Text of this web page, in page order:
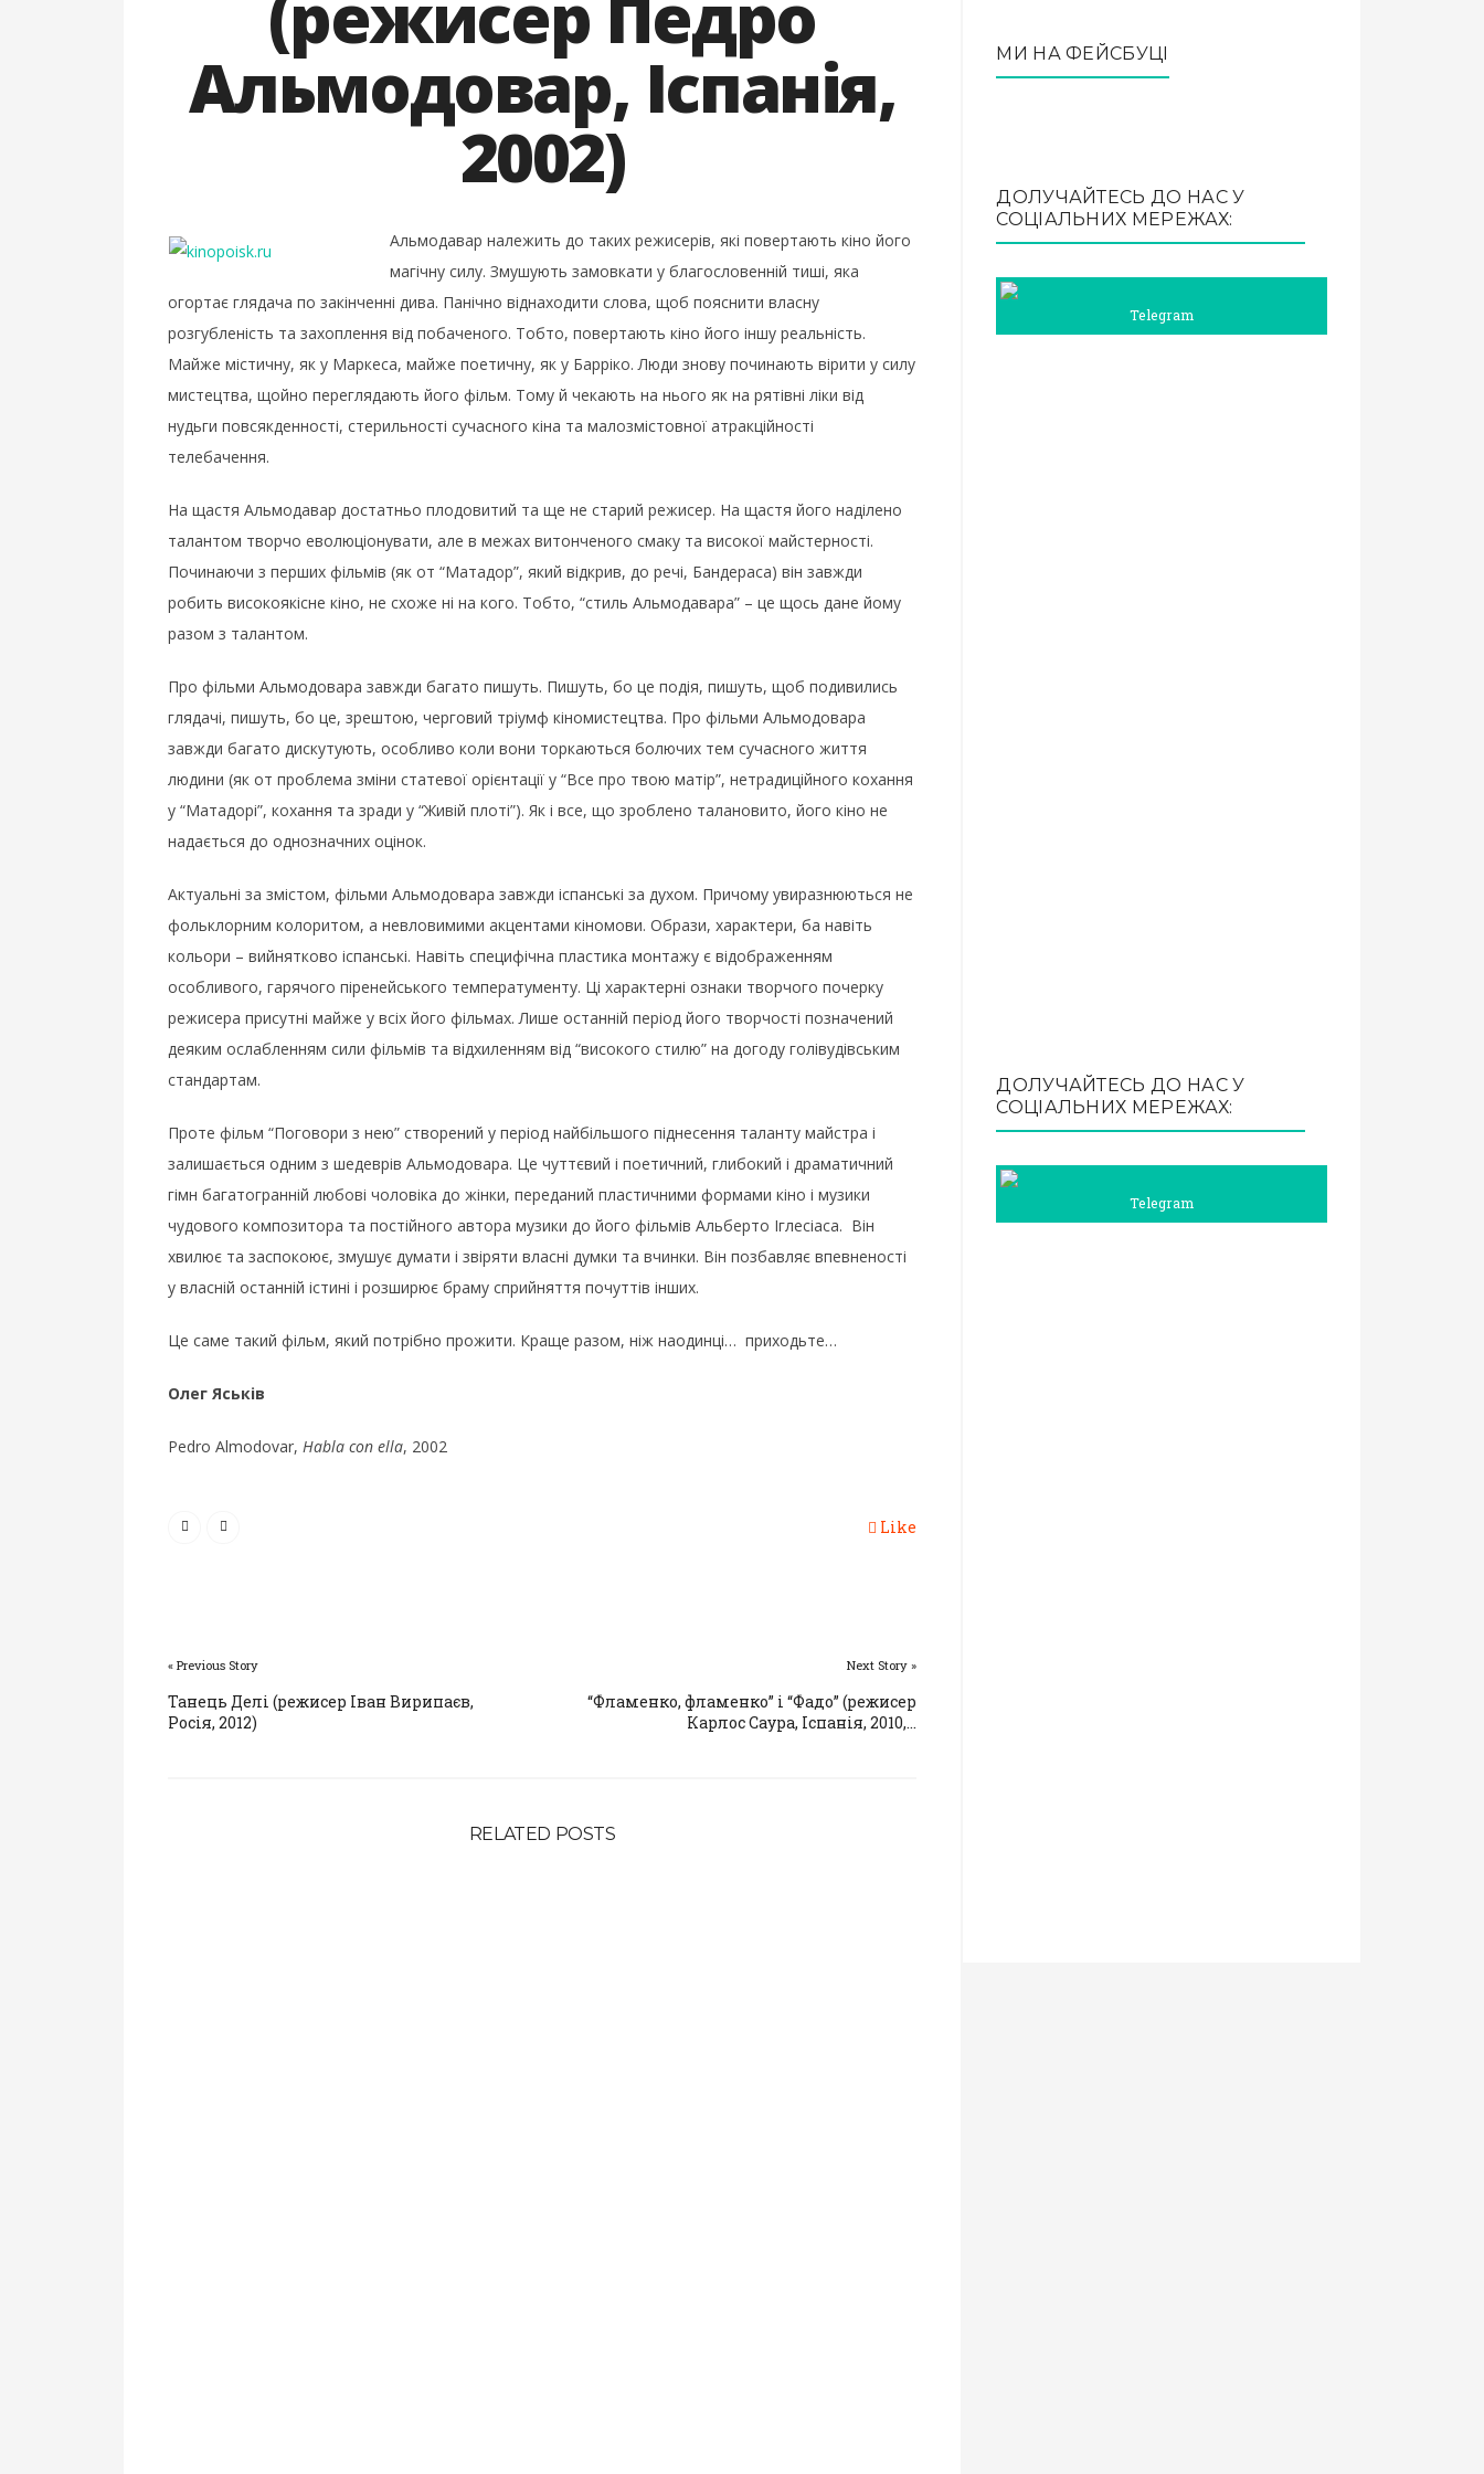
Альмодовар, Іспанія,
2002)
Альмодавар належить до таких режисерів, які повертають кіно його
магічну силу. Змушують замовкати у благословенній тиші, яка
огортає глядача по закінченні дива. Панічно віднаходити слова, щоб пояснити власну
розгубленість та захоплення від побаченого. Тобто, повертають кіно його іншу реальність.
Майже містичну, як у Маркеса, майже поетичну, як у Барріко. Люди знову починають вірити у силу
мистецтва, щойно переглядають його фільм. Тому й чекають на нього як на рятівні ліки від
нудьги повсякденності, стерильності сучасного кіна та малозмістовної атракційності
телебачення.
На щастя Альмодавар достатньо плодовитий та ще не старий режисер. На щастя його наділено
талантом творчо еволюціонувати, але в межах витонченого смаку та високої майстерності.
Починаючи з перших фільмів (як от “Матадор”, який відкрив, до речі, Бандераса) він завжди
робить високоякісне кіно, не схоже ні на кого. Тобто, “стиль Альмодавара” – це щось дане йому
разом з талантом.
Про фільми Альмодовара завжди багато пишуть. Пишуть, бо це подія, пишуть, щоб подивились
глядачі, пишуть, бо це, зрештою, черговий тріумф кіномистецтва. Про фільми Альмодовара
завжди багато дискутують, особливо коли вони торкаються болючих тем сучасного життя
людини (як от проблема зміни статевої орієнтації у “Все про твою матір”, нетрадиційного кохання
у “Матадорі”, кохання та зради у “Живій плоті”). Як і все, що зроблено талановито, його кіно не
надається до однозначних оцінок.
Актуальні за змістом, фільми Альмодовара завжди іспанські за духом. Причому увиразнюються не
фольклорним колоритом, а невловимими акцентами кіномови. Образи, характери, ба навіть
кольори – вийнятково іспанські. Навіть специфічна пластика монтажу є відображенням
особливого, гарячого піренейського температументу. Ці характерні ознаки творчого почерку
режисера присутні майже у всіх його фільмах. Лише останній період його творчості позначений
деяким ослабленням сили фільмів та відхиленням від “високого стилю” на догоду голівудівським
стандартам.
Проте фільм “Поговори з нею” створений у період найбільшого піднесення таланту майстра і
залишається одним з шедеврів Альмодовара. Це чуттєвий і поетичний, глибокий і драматичний
гімн багатогранній любові чоловіка до жінки, переданий пластичними формами кіно і музики
чудового композитора та постійного автора музики до його фільмів Альберто Іглесіаса. Він
хвилює та заспокоює, змушує думати і звіряти власні думки та вчинки. Він позбавляє впевненості
у власній останній істині і розширює браму сприйняття почуттів інших.
Це саме такий фільм, який потрібно прожити. Краще разом, ніж наодинці… приходьте…
Олег Яськів
Pedro Almodovar, Habla con ella, 2002
Like
« Previous Story
Танець Делі (режисер Іван Вирипаєв,
Росія, 2012)
Next Story »
“Фламенко, фламенко” і “Фадо” (режисер
Карлос Саура, Іспанія, 2010,...
RELATED POSTS
МИ НА ФЕЙСБУЦІ
ДОЛУЧАЙТЕСЬ ДО НАС У
СОЦІАЛЬНИХ МЕРЕЖАХ:
Telegram
ДОЛУЧАЙТЕСЬ ДО НАС У
СОЦІАЛЬНИХ МЕРЕЖАХ:
Telegram